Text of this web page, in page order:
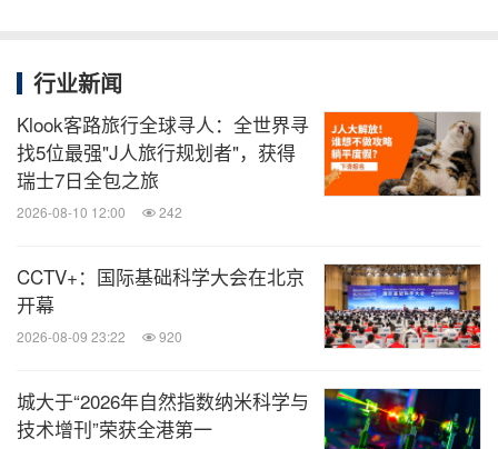
行业新闻
Klook客路旅行全球寻人：全世界寻
找5位最强"J人旅行规划者"，获得
瑞士7日全包之旅
2026-08-10 12:00 242
CCTV+：国际基础科学大会在北京
开幕
2026-08-09 23:22 920
城大于“2026年自然指数纳米科学与
技术增刊”荣获全港第一